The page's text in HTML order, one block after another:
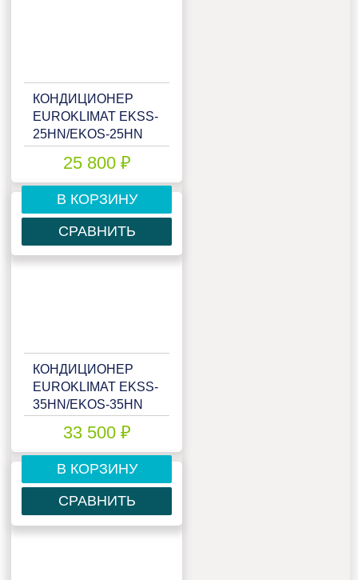
КОНДИЦИОНЕР
EUROKLIMAT EKSS-
25HN/EKOS-25HN
25 800 ₽
В КОРЗИНУ
СРАВНИТЬ
КОНДИЦИОНЕР
EUROKLIMAT EKSS-
35HN/EKOS-35HN
33 500 ₽
В КОРЗИНУ
СРАВНИТЬ